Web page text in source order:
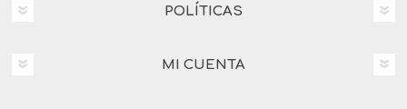
POLÍTICAS
MI CUENTA